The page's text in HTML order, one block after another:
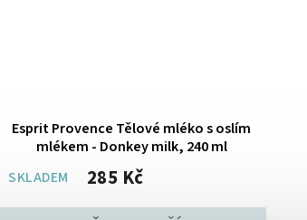
Esprit Provence Tělové mléko s oslím
mlékem - Donkey milk, 240 ml
SKLADEM
285 Kč